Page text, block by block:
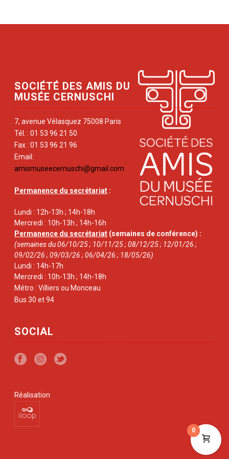
SOCIÉTÉ DES AMIS DU
MUSÉE CERNUSCHI
7, avenue Vélasquez 75008 Paris
Tél. : 01 53 96 21 50
Fax : 01 53 96 21 96
Email:
amismuseecernuschi@gmail.com
Permanence du secrétariat :
Lundi : 12h-13h ; 14h-18h
Mercredi : 10h-13h ; 14h-16h
Permanence du secrétariat (semaines de conférence) :
(semaines du 06/10/25 ; 10/11/25 ; 08/12/25 ; 12/01/26 ;
09/02/26 ; 09/03/26 ; 06/04/26 ; 18/05/26)
Lundi : 14h-17h
Mercredi : 10h-13h ; 14h-18h
Métro : Villiers ou Monceau
Bus 30 et 94
SOCIAL
Réalisation
0